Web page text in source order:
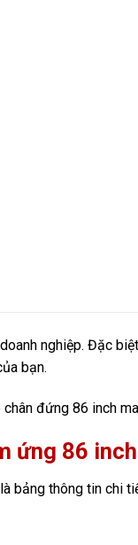
nghiệp. Đặc
bạn.
đứng 86 inch
ứng 86 inch
bảng thông tin chi